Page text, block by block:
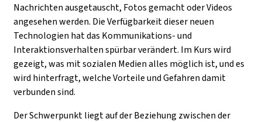
Nachrichten ausgetauscht, Fotos gemacht oder Videos
angesehen werden. Die Verfügbarkeit dieser neuen
Technologien hat das Kommunikations- und
Interaktionsverhalten spürbar verändert. Im Kurs wird
gezeigt, was mit sozialen Medien alles möglich ist, und es
wird hinterfragt, welche Vorteile und Gefahren damit
verbunden sind.
Der Schwerpunkt liegt auf der Beziehung zwischen der